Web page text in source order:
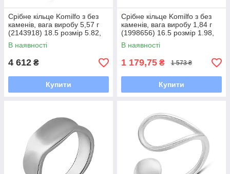
Срібне кільце Komilfo з без
каменів, вага виробу 5,57 г
(2143918) 18.5 розмір 5.82,
17"
В наявності
4 612 ₴
Купити
Срібне кільце Komilfo з без
каменів, вага виробу 1,84 г
(1998656) 16.5 розмір 1.98,
17.5
В наявності
1 179,75 ₴ 1 573 ₴
Купити